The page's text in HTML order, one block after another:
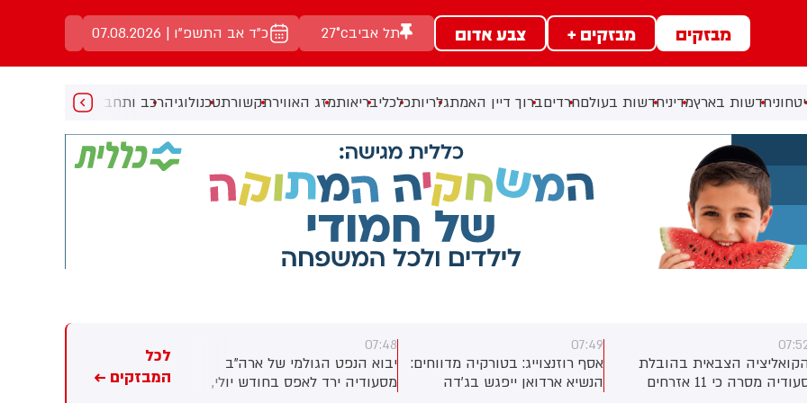
מבזקים מבזקים + צבע אדום תל אביב27°c כ"ד אב התשפ"ו | 07.08.2026
חדשות בארץמדיניחדשות בעולםחרדיםברוך דיין האמתגלריותכלכליבריאותמזג האווירתקשורתטכנולוגיהרכב ותחבורהמעניין
הקואליציה הצבאית בהובלת
סעודיה מסרה כי 11 אזרחים
07:49
אסף רוזנצוייג: בטורקיה מדווחים:
הנשיא ארדואן ייפגש בג'דה
07:48
יבוא הנפט הגולמי של ארה"ב
מסעודיה ירד לאפס בחודש יולי,
מחירי הנחושת זינקו אמש לשיא
לכל
המבזקים ←